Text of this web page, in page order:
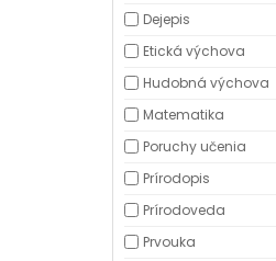
Dejepis
Etická výchova
Hudobná výchova
Matematika
Poruchy učenia
Prírodopis
Prírodoveda
Prvouka